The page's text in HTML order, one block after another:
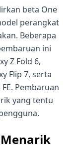
beta One
perangkat
Beberapa
ini
Z Fold 6,
Flip 7, serta
Pembaruan
yang tentu